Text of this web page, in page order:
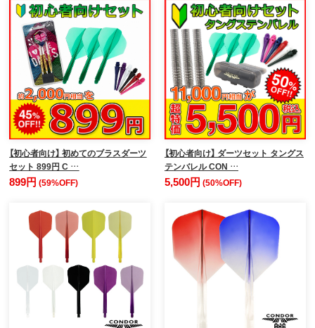
【初心者向け】 初めてのブラスダーツ
セット 899円 C …
899円(59%OFF)
【初心者向け】 ダーツセット タングス
テンバレル CON …
5,500円 (50%OFF)